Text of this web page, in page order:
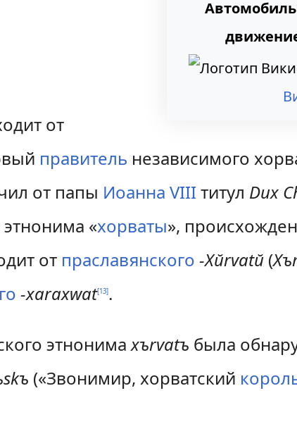
от
правитель независимого
от папы Иоанна VIIIтитул Dux
«хорваты»,
от праславянского -Xŭrvatŭ (
-xaraxwat[13].
этнонимаxъrvatъ была
(«Звонимир, хорватский